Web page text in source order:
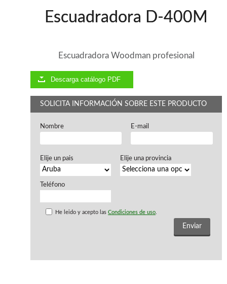
Soportes - Palancas
WOODMAN PROFESIONAL
Maquinaria CNC
Tupis WP
Cepilladoras WP
Escuadradoras WP
Regruesadoras WP
Compresores
Escuadradora D-400M
Escuadradora Woodman profesional
Descarga catálogo PDF
SOLICITA INFORMACIÓN SOBRE ESTE PRODUCTO
Nombre E-mail
Elije un pais Elije una provincia
Teléfono
He leido y acepto lasCondiciones de uso